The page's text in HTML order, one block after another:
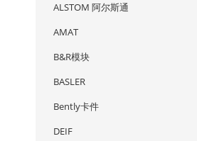
ALSTOM 阿尔斯通
AMAT
B&R模块
BASLER
Bently卡件
DEIF